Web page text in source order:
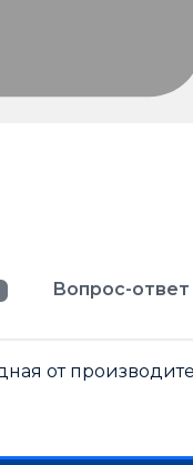
Вопрос-ответ
от